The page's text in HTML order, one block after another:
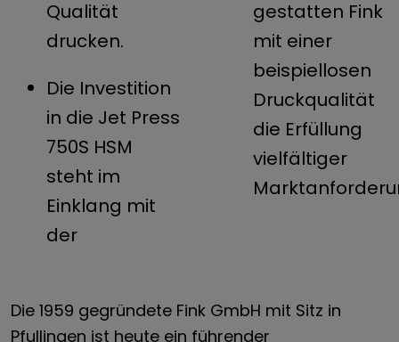
Qualität
drucken.
Die Investition
in die Jet Press
750S HSM
steht im
Einklang mit
der
gestatten Fink
mit einer
beispiellosen
Druckqualität
die Erfüllung
vielfältiger
Die 1959 gegründete Fink GmbH mit Sitz in
Pfullingen ist heute ein führender